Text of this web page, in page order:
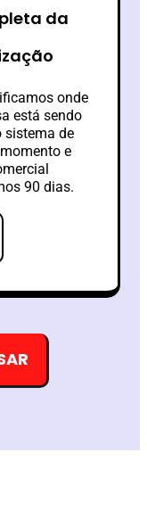
da
onde
está sendo
sistema de
e
90 dias.